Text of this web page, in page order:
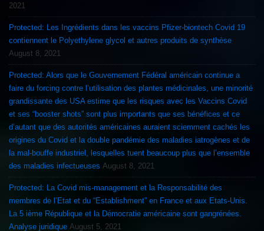
2021
Protected: Les Ingrédients dans les vaccins Pfizer-biontech Covid 19
contiennent le Polyethylene glycol et autres produits de synthèse
August 8, 2021
Protected: Alors que le Gouvernement Fédéral américain continue a
faire du forcing contre l’utilisation des plantes médicinales, une minorité
grandissante des USA estime que les risques avec les Vaccins Covid
et ses “booster shots” sont plus importants que ses bénéfices et ce
d’autant que des autorités américaines auraient sciemment cachés les
origines du Covid et la double pandémie des maladies iatrogènes et de
la mal-bouffe industriel, lesquelles tuent beaucoup plus que l’ensemble
des maladies infectueuses August 8, 2021
Protected: La Covid mis-management et la Responsabilité des
membres de l’Etat et du “Establishment” en France et aux Etats-Unis.
La 5 ième République et la Démocratie américaine sont gangrénées.
Analyse juridique August 5, 2021